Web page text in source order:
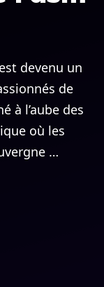
devenu un
de
à l’aube des
où les
…